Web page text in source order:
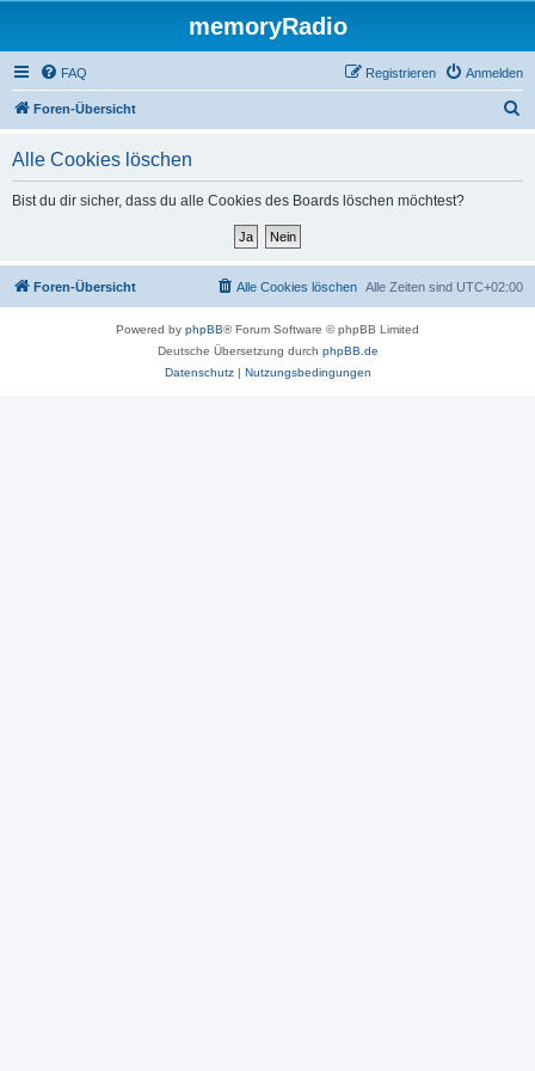
memoryRadio
FAQ Anmelden
Registrieren
Foren-Übersicht
Alle Cookies löschen
Bist du dir sicher, dass du alle Cookies des Boards löschen möchtest?
Foren-Übersicht Alle Zeiten sind UTC+02:00
Alle Cookies löschen
Powered by phpBB® Forum Software © phpBB Limited
Deutsche Übersetzung durch phpBB.de
Datenschutz| Nutzungsbedingungen